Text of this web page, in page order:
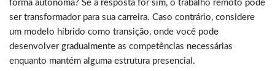
forma autônoma? Se a resposta for sim, o trabalho remoto pode
ser transformador para sua carreira. Caso contrário, considere
um modelo híbrido como transição, onde você pode
desenvolver gradualmente as competências necessárias
enquanto mantém alguma estrutura presencial.